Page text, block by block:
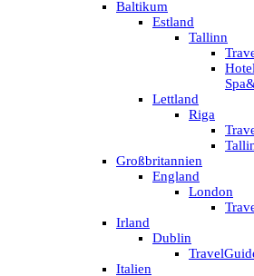
Baltikum
Estland
Tallinn
Lettland
Riga
Großbritannien
England
London
Irland
Dublin
Italien